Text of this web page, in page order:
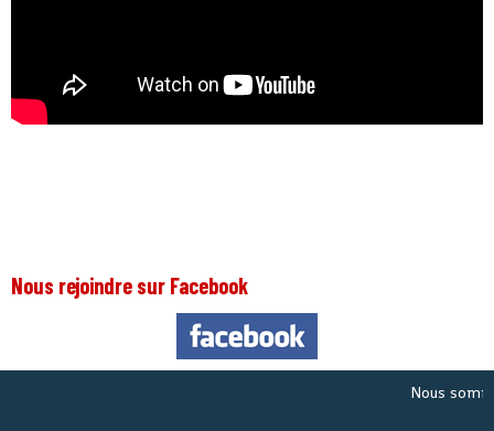
Nous rejoindre sur Facebook
Nous sommes le